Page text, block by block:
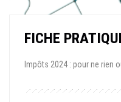
FICHE
Impôts 2024 : pour ne rien